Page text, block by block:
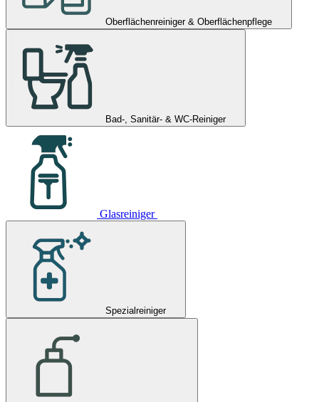
Oberflächenreiniger & Oberflächenpflege
Bad-, Sanitär- & WC-Reiniger
Glasreiniger
Spezialreiniger